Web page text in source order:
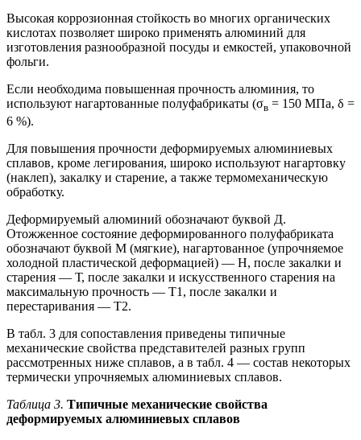
Высокая коррозионная стойкость во многих органических
кислотах позволяет широко применять алюминий для
изготовления разнообразной посуды и емкостей, упаковочной
фольги.
Если необходима повышенная прочность алюминия, то
используют нагартованные полуфабрикаты (σв = 150 МПа, δ =
6 %).
Для повышения прочности деформируемых алюминиевых
сплавов, кроме легирования, широко используют нагартовку
(наклеп), закалку и старение, а также термомеханическую
обработку.
Деформируемый алюминий обозначают буквой Д.
Отожженное состояние деформированного полуфабриката
обозначают буквой М (мягкие), нагартованное (упрочняемое
холодной пластической деформацией) — Н, после закалки и
старения — Т, после закалки и искусственного старения на
максимальную прочность — Т1, после закалки и
перестаривания — Т2.
В табл. 3 для сопоставления приведены типичные
механические свойства представителей разных групп
рассмотренных ниже сплавов, а в табл. 4 — состав некоторых
термически упрочняемых алюминиевых сплавов.
Таблица 3. Типичные механические свойства
деформируемых алюминиевых сплавов